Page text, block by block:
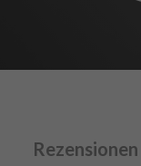
Rezensionen